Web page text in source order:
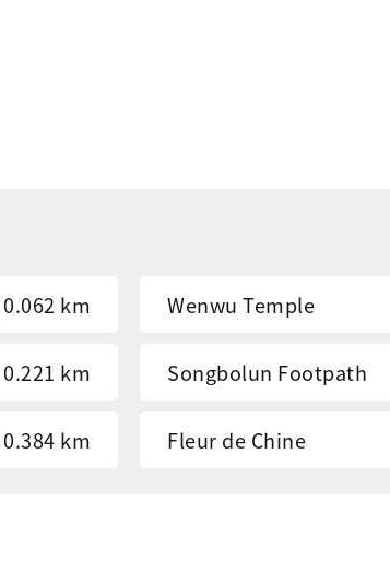
0.062 km Wenwu Temple
0.221 km Songbolun Footpath
0.384 km Fleur de Chine